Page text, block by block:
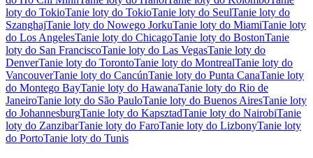
loty do TokioTanie loty do TokioTanie loty do SeulTanie loty do
SzanghajTanie loty do Nowego JorkuTanie loty do MiamiTanie loty
do Los AngelesTanie loty do ChicagoTanie loty do BostonTanie
loty do San FranciscoTanie loty do Las VegasTanie loty do
DenverTanie loty do TorontoTanie loty do MontrealTanie loty do
VancouverTanie loty do CancúnTanie loty do Punta CanaTanie loty
do Montego BayTanie loty do HawanaTanie loty do Rio de
JaneiroTanie loty do São PauloTanie loty do Buenos AiresTanie loty
do JohannesburgTanie loty do KapsztadTanie loty do NairobiTanie
loty do ZanzibarTanie loty do FaroTanie loty do LizbonyTanie loty
do PortoTanie loty do Tunis